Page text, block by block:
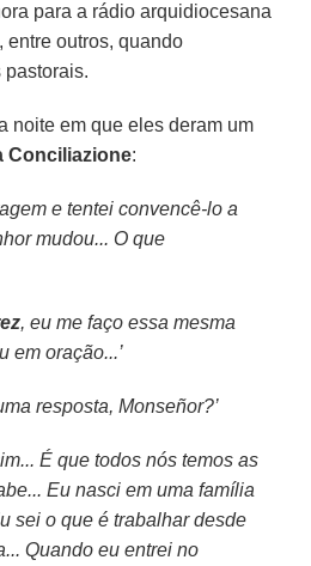
para a rádio arquidiocesana
, entre outros, quando
pastorais.
noite em que eles deram um
Conciliazione:
e tentei convencê-lo a
mudou... O que
, eu me faço essa mesma
em oração...’
resposta, Monseñor?’
É que todos nós temos as
Eu nasci em uma família
sei o que é trabalhar desde
Quando eu entrei no